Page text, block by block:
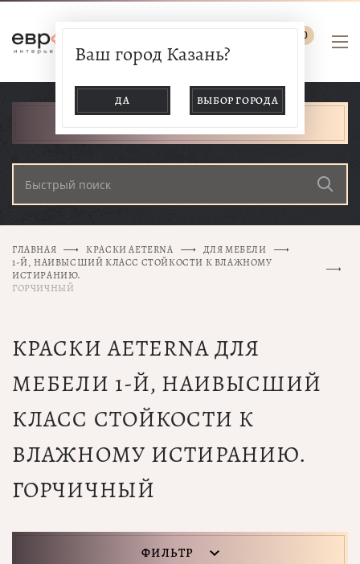
0
Ваш город Казань?
ДА ВЫБОР ГОРОДА
ГЛАВНАЯ КРАСКИ AETERNA
ДЛЯ МЕБЕЛИ
1-Й, НАИВЫСШИЙ КЛАСС СТОЙКОСТИ К ВЛАЖНОМУ
ИСТИРАНИЮ.
ГОРЧИЧНЫЙ
КРАСКИ AETERNA ДЛЯ
МЕБЕЛИ 1-Й, НАИВЫСШИЙ
КЛАСС СТОЙКОСТИ К
ВЛАЖНОМУ ИСТИРАНИЮ.
ГОРЧИЧНЫЙ
ФИЛЬТР